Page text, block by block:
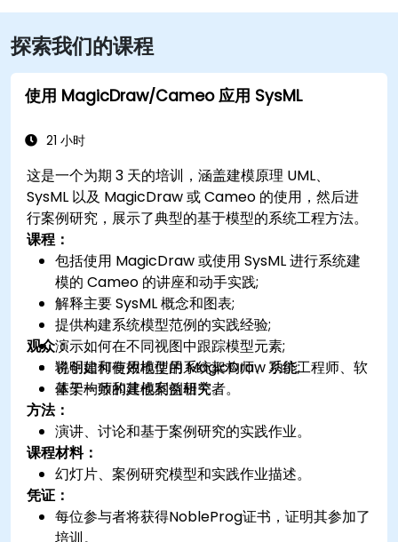
内外企业而言，雷格斯珠海钰海环球金融中心将会是价格合
理的最佳选择。 查看 珠海 的所有办公地点
探索我们的课程
使用 MagicDraw/Cameo 应用 SysML
21 小时
这是一个为期 3 天的培训，涵盖建模原理 UML、
SysML 以及 MagicDraw 或 Cameo 的使用，然后进
行案例研究，展示了典型的基于模型的系统工程方法。
课程：
包括使用 MagicDraw 或使用 SysML 进行系统建
模的 Cameo 的讲座和动手实践;
解释主要 SysML 概念和图表;
提供构建系统模型范例的实践经验;
演示如何在不同视图中跟踪模型元素;
说明如何有效地使用 MagicDraw 功能;
基于一致的建模案例研究。
观众：
将创建和使用模型的系统架构师、系统工程师、软
体架构师和其他利益相关者。
方法：
演讲、讨论和基于案例研究的实践作业。
课程材料：
幻灯片、案例研究模型和实践作业描述。
凭证：
每位参与者将获得NobleProg证书，证明其参加了
培训。